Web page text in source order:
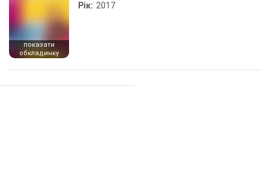
показати
обкладинку
Рік: 2017